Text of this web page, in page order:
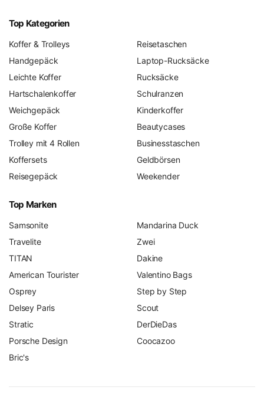
Top Kategorien
Koffer & Trolleys
Handgepäck
Leichte Koffer
Hartschalenkoffer
Weichgepäck
Große Koffer
Trolley mit 4 Rollen
Koffersets
Reisegepäck
Reisetaschen
Laptop-Rucksäcke
Rucksäcke
Schulranzen
Kinderkoffer
Beautycases
Businesstaschen
Geldbörsen
Weekender
Top Marken
Samsonite
Travelite
TITAN
American Tourister
Osprey
Delsey Paris
Stratic
Porsche Design
Bric's
Mandarina Duck
Zwei
Dakine
Valentino Bags
Step by Step
Scout
DerDieDas
Coocazoo